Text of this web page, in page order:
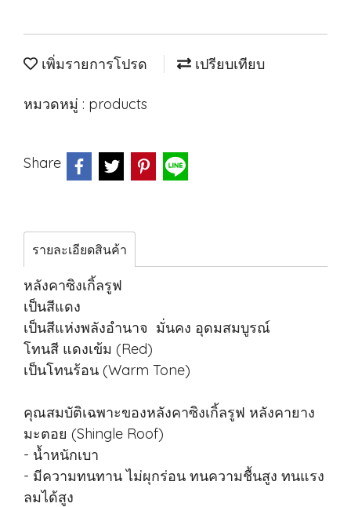
เพิ่มรายการโปรด เปรียบเทียบ
หมวดหมู่ : products
Share
รายละเอียดสินค้า
หลังคาซิงเกิ้ลรูฟ
เป็นสีแดง
เป็นสีแห่งพลังอำนาจ มั่นคง อุดมสมบูรณ์
โทนสี แดงเข้ม (Red)
เป็นโทนร้อน (Warm Tone)
คุณสมบัติเฉพาะของหลังคาซิงเกิ้ลรูฟ หลังคายาง
มะตอย (Shingle Roof)
- น้ำหนักเบา
- มีความทนทาน ไม่ผุกร่อน ทนความชื้นสูง ทนแรง
ลมได้สูง